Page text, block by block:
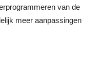
van de
meer aanpassingen